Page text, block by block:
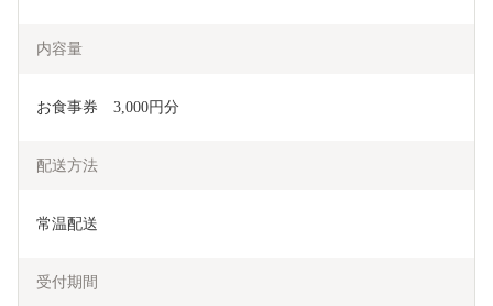
内容量
お食事券　3,000円分
配送方法
常温配送
受付期間